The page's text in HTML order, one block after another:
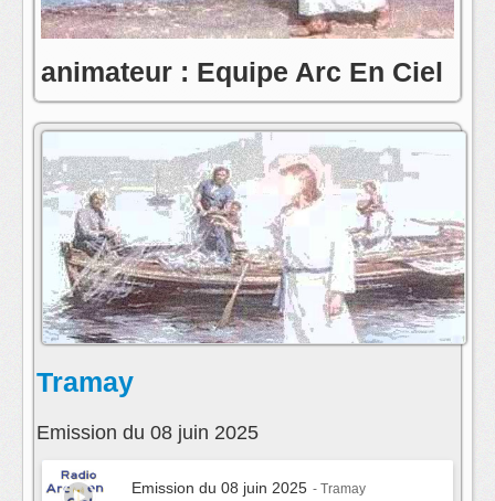
animateur : Equipe Arc En Ciel
postmaster@radioarcenciel.re
s'abonner au fil rss de cette emission:
Tramay
Emission du 08 juin 2025
Emission du 08 juin 2025 - Tramay